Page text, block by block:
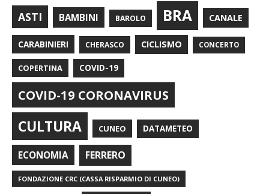
ASTI BAMBINI BAROLO BRA CANALE
CARABINIERI CHERASCO CICLISMO CONCERTO
COPERTINA COVID-19
COVID-19 CORONAVIRUS
CULTURA CUNEO DATAMETEO
ECONOMIA FERRERO
FONDAZIONE CRC (CASSA RISPARMIO DI CUNEO)